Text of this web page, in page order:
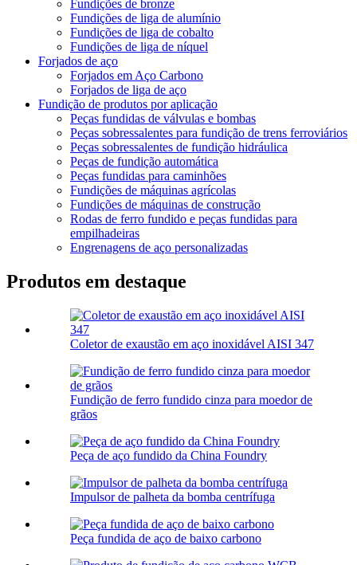
Fundições de bronze
Fundições de liga de alumínio
Fundições de liga de cobalto
Fundições de liga de níquel
Forjados de aço
Forjados em Aço Carbono
Forjados de liga de aço
Fundição de produtos por aplicação
Peças fundidas de válvulas e bombas
Peças sobressalentes para fundição de trens ferroviários
Peças sobressalentes de fundição hidráulica
Peças de fundição automática
Peças fundidas para caminhões
Fundições de máquinas agrícolas
Fundições de máquinas de construção
Rodas de ferro fundido e peças fundidas para
empilhadeiras
Engrenagens de aço personalizadas
Produtos em destaque
Coletor de exaustão em aço inoxidável AISI 347
Fundição de ferro fundido cinza para moedor de
grãos
Peça de aço fundido da China Foundry
Impulsor de palheta da bomba centrífuga
Peça fundida de aço de baixo carbono